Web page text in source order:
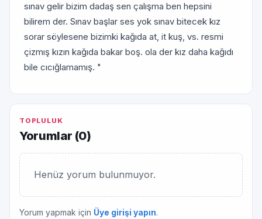
sınav gelir bizim dadaş sen çalışma ben hepsini
bilirem der. Sınav başlar ses yok sınav bitecek kız
sorar söylesene bizimki kağıda at, it kuş, vs. resmi
çizmış kızın kağıda bakar boş. ola der kız daha kağıdı
bile cıcığlamamış. "
TOPLULUK
Yorumlar (0)
Henüz yorum bulunmuyor.
Yorum yapmak için Üye girişi yapın.